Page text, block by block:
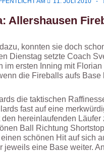
Allershausen
konnten sie doch
Dienstag setzte Coach
im ersten Inning mit
die Fireballs aufs
die taktischen
fast auf eine
hereinlaufenden
Ball Richtung
schönen Hit auf sich
jeweils eine Base weiter.